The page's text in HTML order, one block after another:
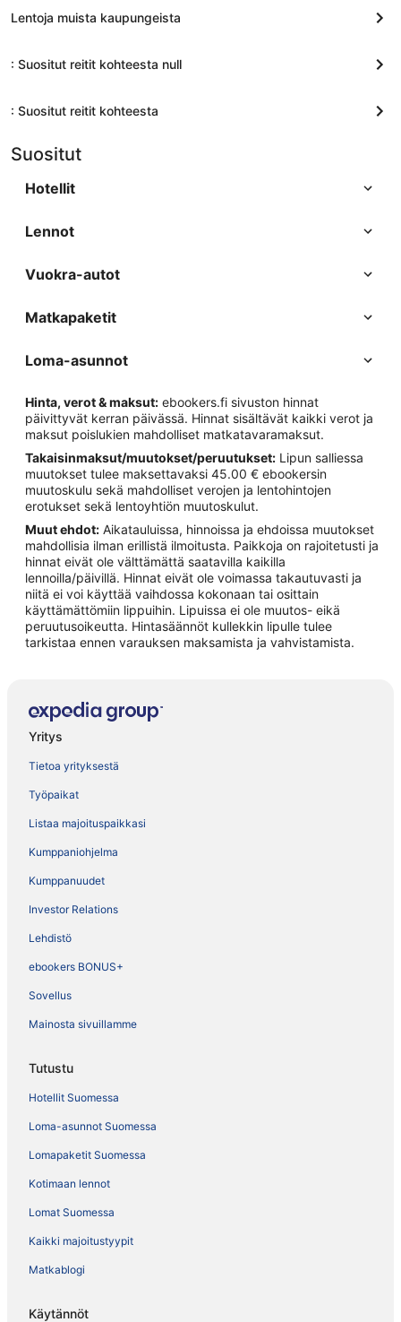
Lentoja muista kaupungeista
: Suositut reitit kohteesta null
: Suositut reitit kohteesta
Suositut
Hotellit
Lennot
Vuokra-autot
Matkapaketit
Loma-asunnot
Hinta, verot & maksut: ebookers.fi sivuston hinnat
päivittyvät kerran päivässä. Hinnat sisältävät kaikki verot ja
maksut poislukien mahdolliset matkatavaramaksut.
Takaisinmaksut/muutokset/peruutukset: Lipun salliessa
muutokset tulee maksettavaksi 45.00 € ebookersin
muutoskulu sekä mahdolliset verojen ja lentohintojen
erotukset sekä lentoyhtiön muutoskulut.
Muut ehdot: Aikatauluissa, hinnoissa ja ehdoissa muutokset
mahdollisia ilman erillistä ilmoitusta. Paikkoja on rajoitetusti ja
hinnat eivät ole välttämättä saatavilla kaikilla
lennoilla/päivillä. Hinnat eivät ole voimassa takautuvasti ja
niitä ei voi käyttää vaihdossa kokonaan tai osittain
käyttämättömiin lippuihin. Lipuissa ei ole muutos- eikä
peruutusoikeutta. Hintasäännöt kullekkin lipulle tulee
tarkistaa ennen varauksen maksamista ja vahvistamista.
Yritys
Tietoa yrityksestä
Työpaikat
Listaa majoituspaikkasi
Kumppaniohjelma
Kumppanuudet
Investor Relations
Lehdistö
ebookers BONUS+
Sovellus
Mainosta sivuillamme
Tutustu
Hotellit Suomessa
Loma-asunnot Suomessa
Lomapaketit Suomessa
Kotimaan lennot
Lomat Suomessa
Kaikki majoitustyypit
Matkablogi
Käytännöt